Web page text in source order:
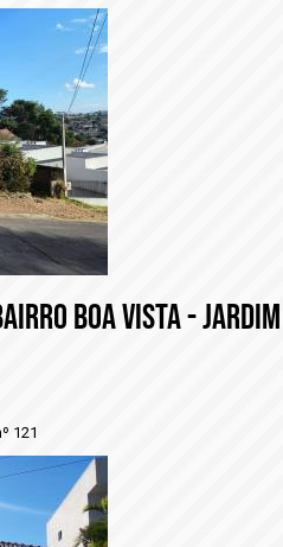
BOA VISTA - JARDIM
121